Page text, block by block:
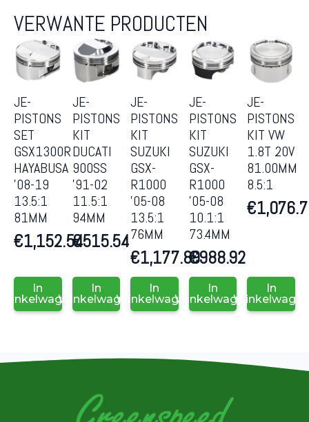
VERWANTE PRODUCTEN
JE-
PISTONS
SET
GSX1300R
HAYABUSA
’08-19
13.5:1
81MM
€1,152.54
In
Winkelwagen
JE-
PISTONS
KIT
DUCATI
900SS
’91-02
11.5:1
94MM
€515.54
In
Winkelwagen
JE-
PISTONS
KIT
SUZUKI
GSX-
R1000
’05-08
13.5:1
76MM
€1,177.89
In
Winkelwagen
JE-
PISTONS
KIT
SUZUKI
GSX-
R1000
’05-08
10.1:1
73.4MM
€988.92
In
Winkelwagen
JE-
PISTONS
KIT VW
1.8T 20V
81.00MM
8.5:1
€
In
Winkelwagen